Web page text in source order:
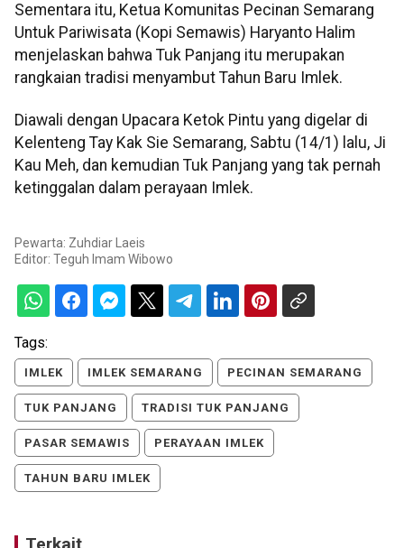
Sementara itu, Ketua Komunitas Pecinan Semarang
Untuk Pariwisata (Kopi Semawis) Haryanto Halim
menjelaskan bahwa Tuk Panjang itu merupakan
rangkaian tradisi menyambut Tahun Baru Imlek.
Diawali dengan Upacara Ketok Pintu yang digelar di
Kelenteng Tay Kak Sie Semarang, Sabtu (14/1) lalu, Ji
Kau Meh, dan kemudian Tuk Panjang yang tak pernah
ketinggalan dalam perayaan Imlek.
Pewarta: Zuhdiar Laeis
Editor: Teguh Imam Wibowo
Tags:
IMLEK IMLEK SEMARANG PECINAN SEMARANG
TUK PANJANG TRADISI TUK PANJANG
PASAR SEMAWIS PERAYAAN IMLEK
TAHUN BARU IMLEK
Terkait